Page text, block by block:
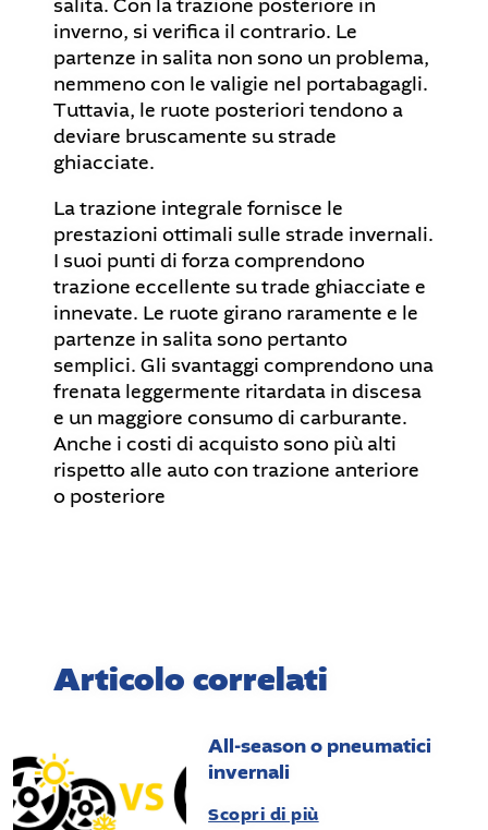
salita. Con la trazione posteriore in
inverno, si verifica il contrario. Le
partenze in salita non sono un problema,
nemmeno con le valigie nel portabagagli.
Tuttavia, le ruote posteriori tendono a
deviare bruscamente su strade
ghiacciate.
La trazione integrale fornisce le
prestazioni ottimali sulle strade invernali.
I suoi punti di forza comprendono
trazione eccellente su trade ghiacciate e
innevate. Le ruote girano raramente e le
partenze in salita sono pertanto
semplici. Gli svantaggi comprendono una
frenata leggermente ritardata in discesa
e un maggiore consumo di carburante.
Anche i costi di acquisto sono più alti
rispetto alle auto con trazione anteriore
o posteriore
Articolo correlati
All-season o pneumatici
invernali
Scopri di più